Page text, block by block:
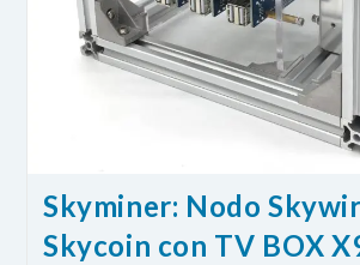
Skyminer: Nodo
Skycoin con TV BOX